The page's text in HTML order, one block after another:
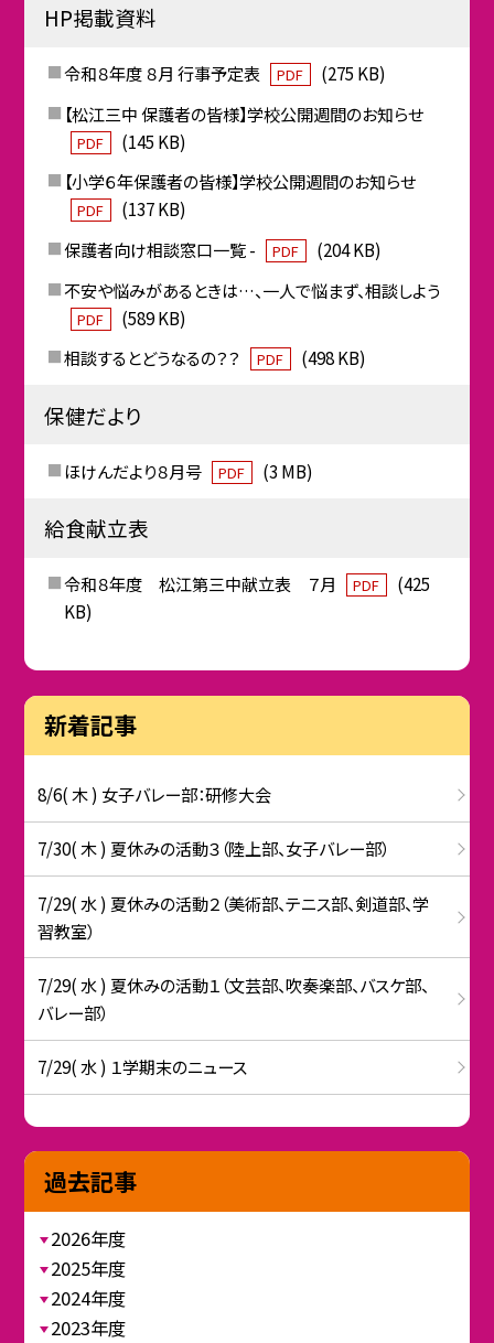
HP掲載資料
令和８年度 ８月 行事予定表 PDF
(275 KB)
【松江三中 保護者の皆様】学校公開週間のお知らせ
PDF
(145 KB)
【小学６年保護者の皆様】学校公開週間のお知らせ
PDF
(137 KB)
保護者向け相談窓口一覧 -
PDF
(204 KB)
不安や悩みがあるときは…、一人で悩まず、相談しよう
PDF
(589 KB)
相談するとどうなるの？？
PDF (498 KB)
保健だより
ほけんだより８月号 PDF (3 MB)
給食献立表
令和８年度 松江第三中献立表 ７月 PDF
(425
KB)
新着記事
8/6( 木 ) 女子バレー部：研修大会
7/30( 木 ) 夏休みの活動３（陸上部、女子バレー部）
7/29( 水 ) 夏休みの活動２（美術部、テニス部、剣道部、学
習教室）
7/29( 水 ) 夏休みの活動１（文芸部、吹奏楽部、バスケ部、
バレー部）
7/29( 水 ) １学期末のニュース
過去記事
2026年度
2025年度
2024年度
2023年度